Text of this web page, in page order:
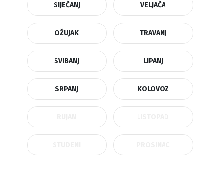
SIJEČANJ VELJAČA
OŽUJAK TRAVANJ
SVIBANJ LIPANJ
SRPANJ KOLOVOZ